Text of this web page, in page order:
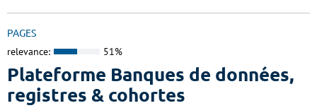
PAGES
relevance: 51%
Plateforme Banques de données,
registres & cohortes